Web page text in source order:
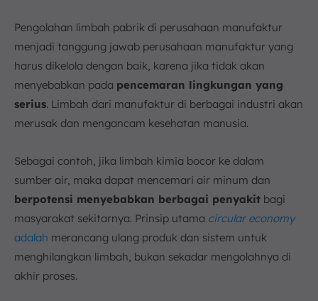
Pengolahan limbah pabrik di perusahaan manufaktur
menjadi tanggung jawab perusahaan manufaktur yang
harus dikelola dengan baik, karena jika tidak akan
menyebabkan pada pencemaran lingkungan yang
serius. Limbah dari manufaktur di berbagai industri akan
merusak dan mengancam kesehatan manusia.
Sebagai contoh, jika limbah kimia bocor ke dalam
sumber air, maka dapat mencemari air minum dan
berpotensi menyebabkan berbagai penyakit bagi
masyarakat sekitarnya. Prinsip utama circular economy
adalah merancang ulang produk dan sistem untuk
menghilangkan limbah, bukan sekadar mengolahnya di
akhir proses.